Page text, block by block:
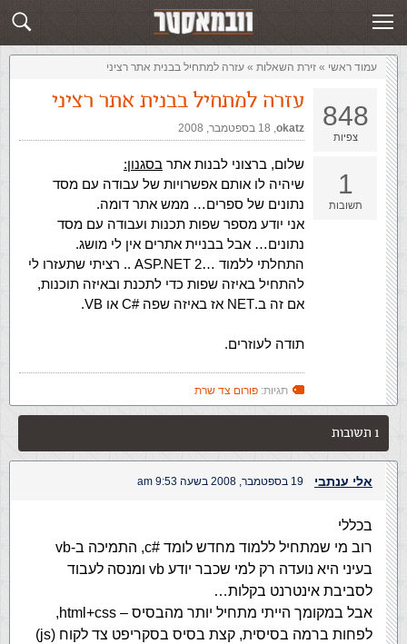
שלח תשובה זירת השאלות
עמוד ראשי » ‏זירת השאלות‏ » עזרה למתחיל בבנית אתר רציני
848
צפיות
1
תשובות
עזרה למתחיל בבנית אתר רציני
okatz
,‏ 18 בספטמבר, 2008
שלום, ברצוני לבנות אתר בסגנון:
שיהיה לו אותם אפשרויות של עבודה עם מסד
נתונים של ספרים… ממש אתר דומה.
אני יודע מספר שפות תכנות ועבודה עם מסד
נתונים… אבל בבניית אתרים אין לי מושג.
התחלתי ללמוד …ASP.NET 2 .. רציתי שתעזרו לי
להתחיל באיזה שפות כדי לתכנת ובאיזה תוכנות,
אם זה ב.NET אז באיזה שפה #C או VB.
תודה לעוזרים.
תגיות: פורום צד שרת
1 תשובות
אלי ענתבי 19 בספטמבר, 2008 בשעה 9:53 am
בכללי
רוב מי שמתחיל ללמוד מחדש לומד #c, התמיכה ב-vb
בעיני היא נועדה רק למי שכבר יודע vb ומנסה לעבוד
לסביבת אינטרנט בקלות…
אבל במקומך הייתי מתחיל יותר מהבסיס – html+css,
לפחות ברמה בסיסית, קצת בסיס בסקריפט צד לקוח (js)